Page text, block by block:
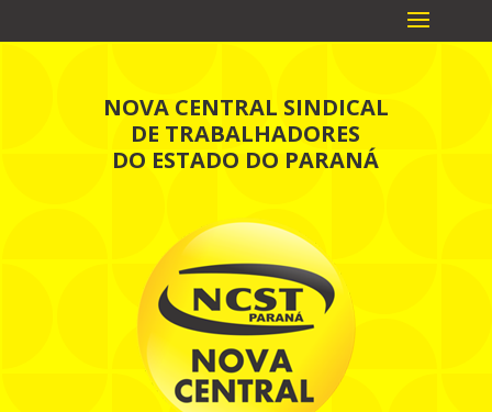
NOVA CENTRAL SINDICAL
DE TRABALHADORES
DO ESTADO DO PARANÁ